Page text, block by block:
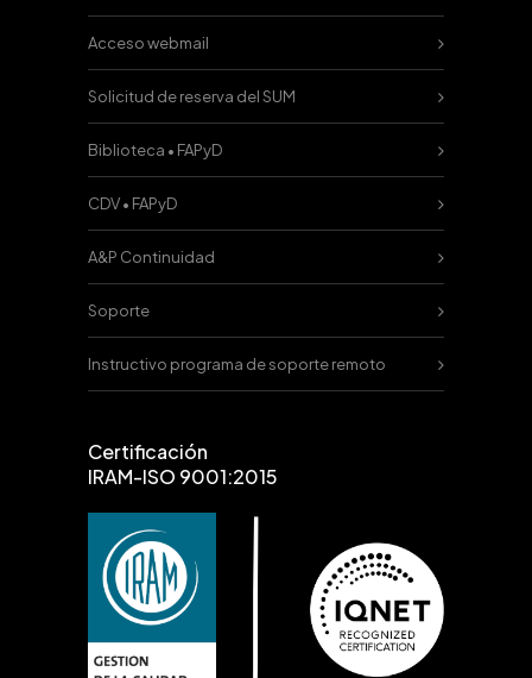
Acceso webmail
Solicitud de reserva del SUM
Biblioteca • FAPyD
CDV • FAPyD
A&P Continuidad
Soporte
Instructivo programa de soporte remoto
Certificación
IRAM-ISO 9001:2015